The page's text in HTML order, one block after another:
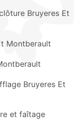
Bruyeres Et
Montberault
Bruyeres Et
et faîtage